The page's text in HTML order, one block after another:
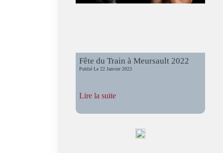
Fête du Train à Meursault 2022
Publié Le22 Janvier 2023
Lire la suite:
du
Meursault